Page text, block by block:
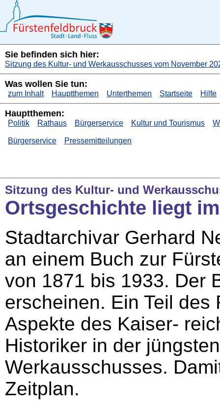
Sie befinden sich hier:
Sitzung des Kultur- und Werkausschusses vom November
Was wollen Sie tun:
zum Inhalt Hauptthemen Unterthemen Startseite Hilfe
Hauptthemen:
Politik Rathaus Bürgerservice Kultur und Tourismus
Bürgerservice Pressemitteilungen
Sitzung des Kultur- und
Ortsgeschichte liegt
Stadtarchivar Gerhard
an einem Buch zur
von 1871 bis 1933. Der
erscheinen. Ein Teil
Aspekte des Kaiser-
Historiker in der
Werkausschusses.
Zeitplan.